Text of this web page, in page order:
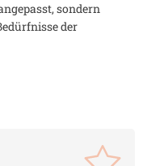
sondern
der